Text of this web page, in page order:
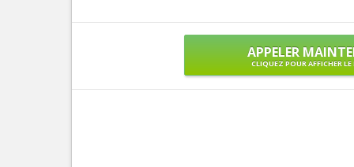
APPELER
CLIQUEZ POUR AFFICHER